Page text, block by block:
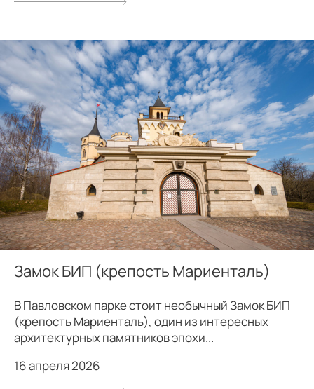
Замок БИП (крепость Мариенталь)
В Павловском парке стоит необычный Замок БИП
(крепость Мариенталь), один из интересных
архитектурных памятников эпохи...
16 апреля 2026